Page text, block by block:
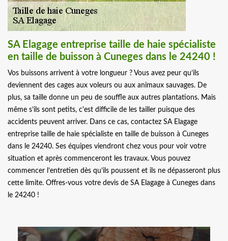
SA Elagage entreprise taille de haie spécialiste
en taille de buisson à Cuneges dans le 24240 !
Vos buissons arrivent à votre longueur ? Vous avez peur qu’ils
deviennent des cages aux voleurs ou aux animaux sauvages. De
plus, sa taille donne un peu de souffle aux autres plantations. Mais
même s’ils sont petits, c'est difficile de les tailler puisque des
accidents peuvent arriver. Dans ce cas, contactez SA Elagage
entreprise taille de haie spécialiste en taille de buisson à Cuneges
dans le 24240. Ses équipes viendront chez vous pour voir votre
situation et après commenceront les travaux. Vous pouvez
commencer l’entretien dès qu’ils poussent et ils ne dépasseront plus
cette limite. Offres-vous votre devis de SA Elagage à Cuneges dans
le 24240 !